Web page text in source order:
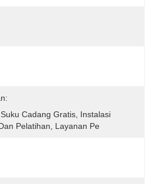
Cadang Gratis, Instalasi
Pelatihan, Layanan Pe